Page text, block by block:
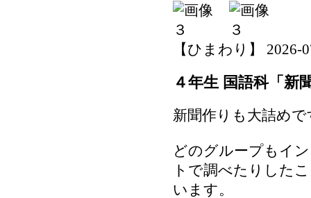
【ひまわり】 2026-
４年生 国語科「新
新聞作りも大詰めで
どのグループもイ
トで調べたりした
います。